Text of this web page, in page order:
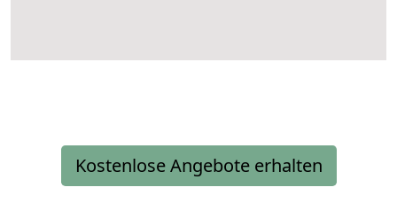
Kostenlose Angebote erhalten